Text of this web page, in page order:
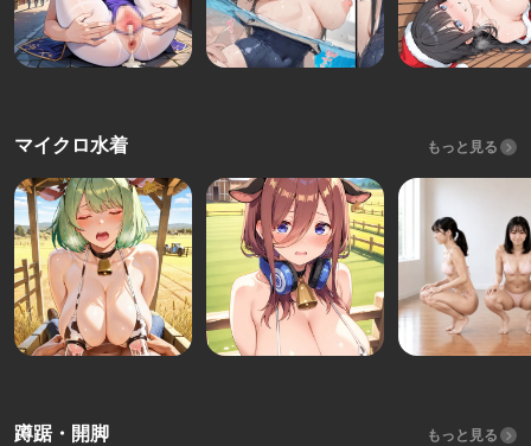
マイクロ水着 もっと見る
蹲踞・開脚 もっと見る